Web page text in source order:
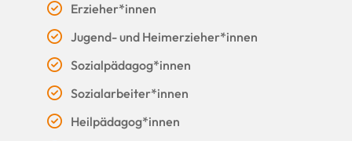
Erzieher*innen
Jugend- und Heimerzieher*innen
Sozialpädagog*innen
Sozialarbeiter*innen
Heilpädagog*innen